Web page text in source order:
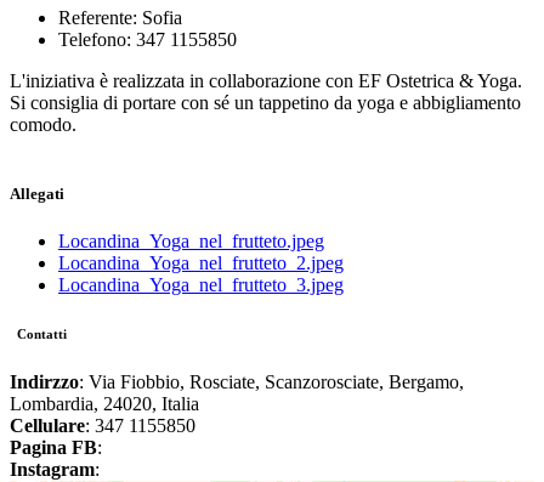
Referente: Sofia
Telefono: 347 1155850
L'iniziativa è realizzata in collaborazione con EF Ostetrica & Yoga.
Si consiglia di portare con sé un tappetino da yoga e abbigliamento
comodo.
Allegati
Locandina_Yoga_nel_frutteto.jpeg
Locandina_Yoga_nel_frutteto_2.jpeg
Locandina_Yoga_nel_frutteto_3.jpeg
Contatti
Indirzzo: Via Fiobbio, Rosciate, Scanzorosciate, Bergamo,
Lombardia, 24020, Italia
Cellulare: 347 1155850
Pagina FB:
Instagram: